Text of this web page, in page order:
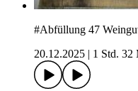
#Abfüllung 47
20.12.2025
1 Std. 32